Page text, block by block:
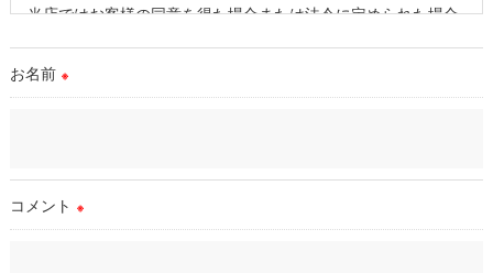
当店ではお客様の同意を得た場合または法令に定められた場合
取得した個人情報を第三者に提供することはいたしません。
これらの委託先に対しては個人情報保護契約等の措置をとり、
適切な監督を行います。
お名前 ※
コメント ※